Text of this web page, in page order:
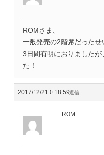
ROMさま、
一般発売の2階席だったせ
3日間有明におりました
た！
2017/12/21 0:18:59返信
ROM